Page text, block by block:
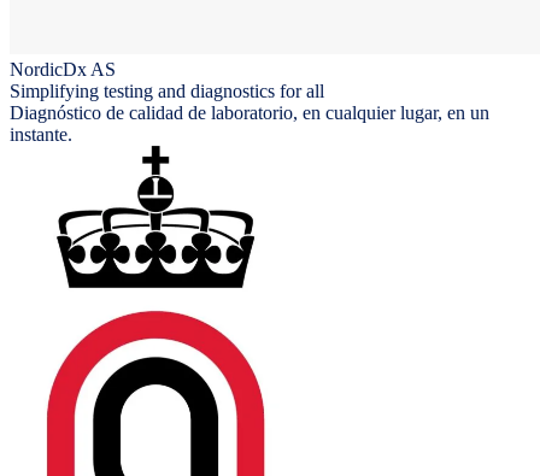
NordicDx AS
Simplifying testing and diagnostics for all
Diagnóstico de calidad de laboratorio, en cualquier lugar, en un
instante.